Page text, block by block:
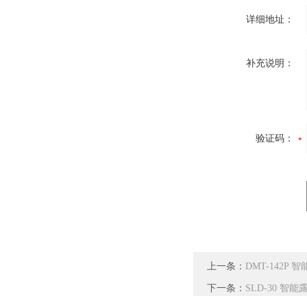
详细地址：
补充说明：
验证码：
上一条： DMT-142P 智
下一条： SLD-30 智能